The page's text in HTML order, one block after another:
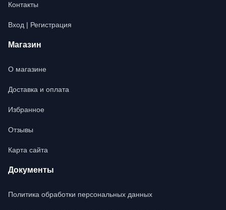
Контакты
Вход | Регистрация
Магазин
О магазине
Доставка и оплата
Избранное
Отзывы
Карта сайта
Документы
Политика обработки персональных данных